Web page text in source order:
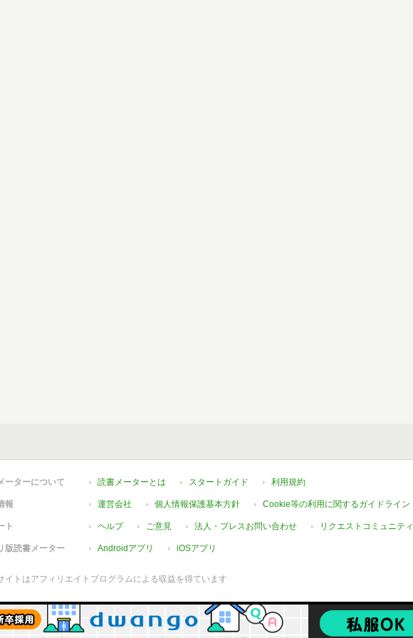
ーターについて 読書メーターとは スタートガイド 利用規約
報 運営会社 個人情報保護基本方針 Cookie等の利用に関するガイドライン
ト ヘルプ ご意見 法人・プレスお問い合わせ リクエストコミュニティ
版読書メーター Androidアプリ iOSアプリ
イトはアフィリエイトプログラムによる収益を得ています